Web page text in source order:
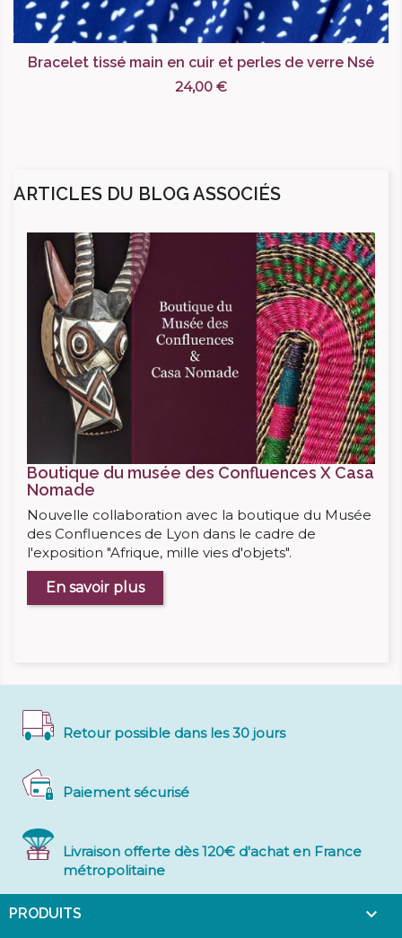
Bracelet tissé main en cuir et perles de verre Nsé
24,00 €
ARTICLES DU BLOG ASSOCIÉS
Boutique du musée des Confluences X Casa
Nomade
Nouvelle collaboration avec la boutique du Musée
des Confluences de Lyon dans le cadre de
l'exposition "Afrique, mille vies d'objets".
En savoir plus
Retour possible dans les 30 jours
Paiement sécurisé
Livraison offerte dès 120€ d'achat en France
métropolitaine
PRODUITS 